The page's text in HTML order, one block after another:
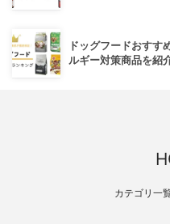
ドッグフードおすす
ルギー対策商品を紹
カテゴリ一